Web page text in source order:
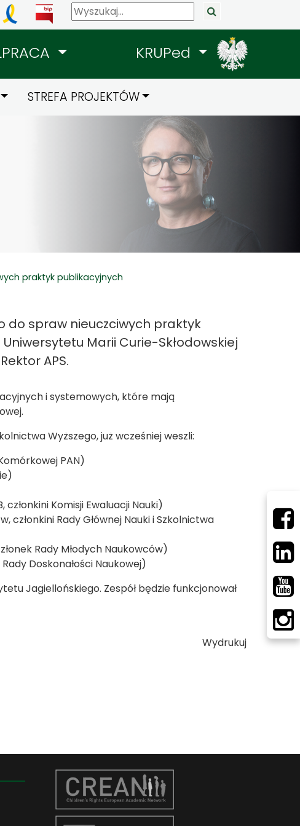
KRUPed
STREFA PROJEKTÓW
praktyk publikacyjnych
do spraw nieuczciwych praktyk
Marii Curie-Skłodowskiej
APS.
i systemowych, które mają
Wyższego, już wcześniej weszli:
PAN)
Komisji Ewaluacji Nauki)
członkini Rady Głównej Nauki i Szkolnictwa
Rady Młodych Naukowców)
Doskonałości Naukowej)
Jagiellońskiego. Zespół będzie funkcjonował
Wydrukuj